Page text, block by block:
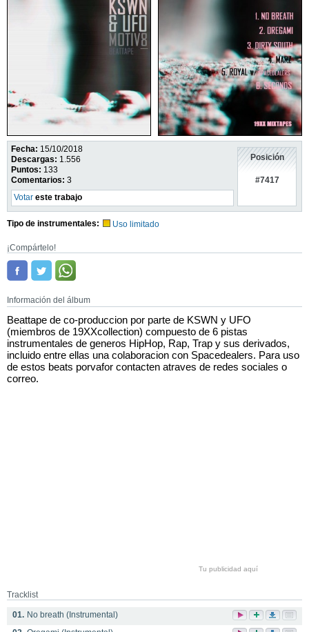
Fecha: 15/10/2018
Descargas: 1.556
Puntos: 133
Comentarios: 3
Votar este trabajo
Posición
#7417
Tipo de instrumentales: Uso limitado
¡Compártelo!
Información del álbum
Beattape de co-produccion por parte de KSWN y UFO
(miembros de 19XXcollection) compuesto de 6 pistas
instrumentales de generos HipHop, Rap, Trap y sus derivados,
incluido entre ellas una colaboracion con Spacedealers. Para uso
de estos beats porvafor contacten atraves de redes sociales o
correo.
Tu publicidad aquí
Tracklist
01. No breath (Instrumental)